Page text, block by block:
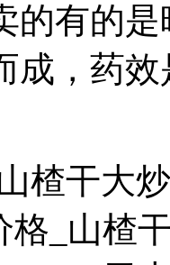
的有的
成，药